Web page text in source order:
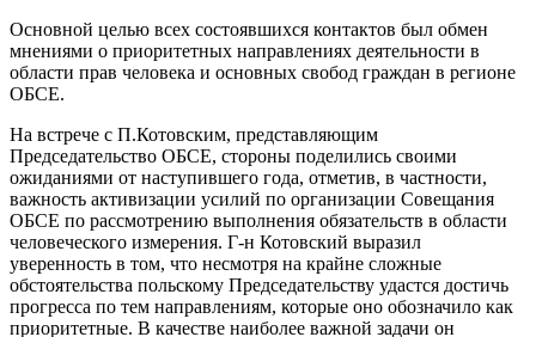
Основной целью всех состоявшихся контактов был обмен
мнениями о приоритетных направлениях деятельности в
области прав человека и основных свобод граждан в регионе
ОБСЕ.
На встрече с П.Котовским, представляющим
Председательство ОБСЕ, стороны поделились своими
ожиданиями от наступившего года, отметив, в частности,
важность активизации усилий по организации Совещания
ОБСЕ по рассмотрению выполнения обязательств в области
человеческого измерения. Г-н Котовский выразил
уверенность в том, что несмотря на крайне сложные
обстоятельства польскому Председательству удастся достичь
прогресса по тем направлениям, которые оно обозначило как
приоритетные. В качестве наиболее важной задачи он